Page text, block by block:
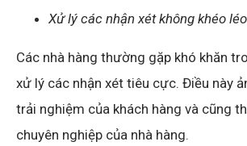
Xử lý các nhận xét không khéo léo
Các nhà hàng thường gặp khó khăn
xử lý các nhận xét tiêu cực. Điều này
trải nghiệm của khách hàng và cũng
chuyên nghiệp của nhà hàng.